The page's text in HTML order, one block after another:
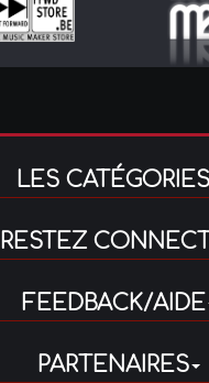
LES CATÉGORIES
RESTEZ
FEEDBACK/AIDE
PARTENAIRES